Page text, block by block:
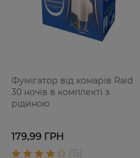
Фумігатор від комарів Raid
30 ночів в комплекті з
рідиною
179,99 ГРН